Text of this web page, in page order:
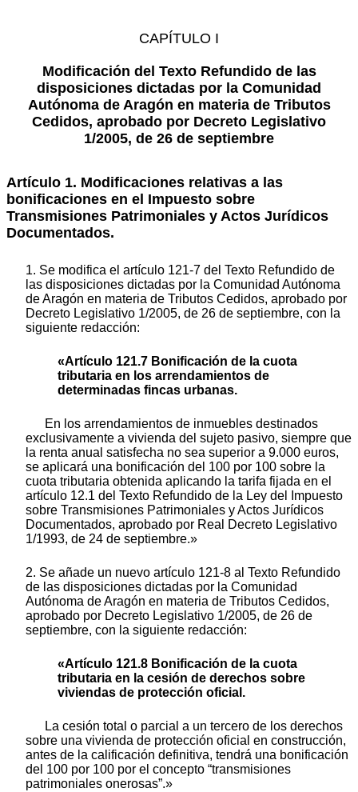
CAPÍTULO I
Modificación del Texto Refundido de las
disposiciones dictadas por la Comunidad
Autónoma de Aragón en materia de Tributos
Cedidos, aprobado por Decreto Legislativo
1/2005, de 26 de septiembre
Artículo 1. Modificaciones relativas a las
bonificaciones en el Impuesto sobre
Transmisiones Patrimoniales y Actos Jurídicos
Documentados.
1. Se modifica el artículo 121-7 del Texto Refundido de
las disposiciones dictadas por la Comunidad Autónoma
de Aragón en materia de Tributos Cedidos, aprobado por
Decreto Legislativo 1/2005, de 26 de septiembre, con la
siguiente redacción:
«Artículo 121.7 Bonificación de la cuota
tributaria en los arrendamientos de
determinadas fincas urbanas.
En los arrendamientos de inmuebles destinados
exclusivamente a vivienda del sujeto pasivo, siempre que
la renta anual satisfecha no sea superior a 9.000 euros,
se aplicará una bonificación del 100 por 100 sobre la
cuota tributaria obtenida aplicando la tarifa fijada en el
artículo 12.1 del Texto Refundido de la Ley del Impuesto
sobre Transmisiones Patrimoniales y Actos Jurídicos
Documentados, aprobado por Real Decreto Legislativo
1/1993, de 24 de septiembre.»
2. Se añade un nuevo artículo 121-8 al Texto Refundido
de las disposiciones dictadas por la Comunidad
Autónoma de Aragón en materia de Tributos Cedidos,
aprobado por Decreto Legislativo 1/2005, de 26 de
septiembre, con la siguiente redacción:
«Artículo 121.8 Bonificación de la cuota
tributaria en la cesión de derechos sobre
viviendas de protección oficial.
La cesión total o parcial a un tercero de los derechos
sobre una vivienda de protección oficial en construcción,
antes de la calificación definitiva, tendrá una bonificación
del 100 por 100 por el concepto “transmisiones
patrimoniales onerosas”.»